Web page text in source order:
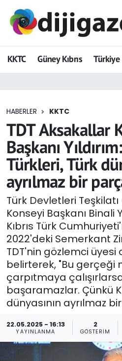
KKTC Güney Kıbrıs Türkiye
HABERLER KKTC
TDT Aksakallar
Başkanı
Türkleri, Türk
ayrılmaz bir
Türk Devletleri
Konseyi Başkanı Binali
Kıbrıs Türk
2022'deki Semerkant
TDT'nin gözlemci üyesi
belirterek, "Bu gerçeği
çarpıtmaya
başaramazlar. Çünkü
dünyasının ayrılmaz
22.05.2025 - 16:13
YAYINLANMA
2
GÖSTERIM
ADVERTORIAL
Dijigazete
Eğitim
Ekonomi
Foto Galeri
GEZİ
Güncel
Gündem
KKTC
KKTC YEREL SEÇİM
Magazin
Hava Durumu
Trafik Durumu
Tüm Manşetler
Son Dakika Haberleri
Haber Arşivi